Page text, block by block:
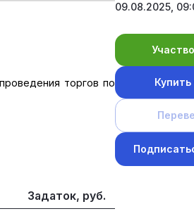
торгов по
Задаток, руб.
09.08.2025,